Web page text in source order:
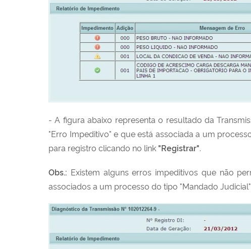
- A figura abaixo representa o resultado da
"Erro Impeditivo" e que está associada a um
para registro clicando no link "Registrar".
Obs.: Existem alguns erros impeditivos que não
associados a um processo do tipo "Mandado